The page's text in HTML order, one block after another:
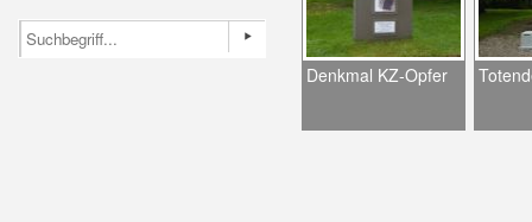
Denkmal KZ-Opfer